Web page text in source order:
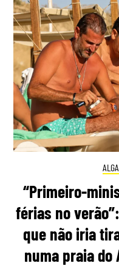
“Primeiro-
férias no
que não iria
numa praia do